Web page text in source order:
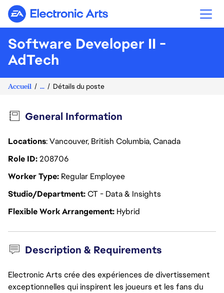
Electronic Arts
Software Developer II -
AdTech
Accueil ... Détails du poste
General Information
Locations: Vancouver, British Columbia, Canada
Role ID208706
Worker Type Regular Employee
Studio/DepartmentCT - Data & Insights
Flexible Work Arrangement Hybrid
Description & Requirements
Electronic Arts crée des expériences de divertissement
exceptionnelles qui inspirent les joueurs et les fans du